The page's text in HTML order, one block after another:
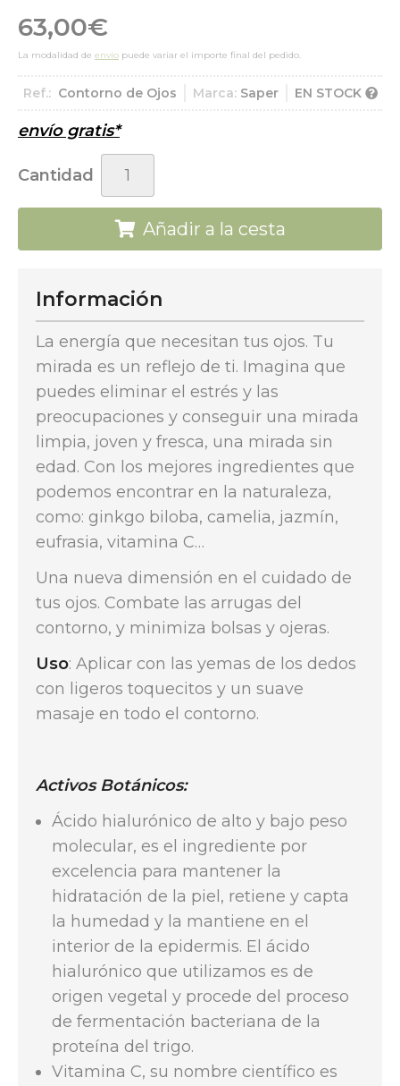
63,00€
La modalidad de envío puede variar el importe final del pedido.
Ref.: Contorno de Ojos Marca: Saper EN STOCK
envío gratis*
Cantidad
Añadir a la cesta
Información
La energía que necesitan tus ojos. Tu
mirada es un reflejo de ti. Imagina que
puedes eliminar el estrés y las
preocupaciones y conseguir una mirada
limpia, joven y fresca, una mirada sin
edad. Con los mejores ingredientes que
podemos encontrar en la naturaleza,
como: ginkgo biloba, camelia, jazmín,
eufrasia, vitamina C…
Una nueva dimensión en el cuidado de
tus ojos. Combate las arrugas del
contorno, y minimiza bolsas y ojeras.
Uso: Aplicar con las yemas de los dedos
con ligeros toquecitos y un suave
masaje en todo el contorno.
Activos Botánicos:
Ácido hialurónico de alto y bajo peso
molecular, es el ingrediente por
excelencia para mantener la
hidratación de la piel, retiene y capta
la humedad y la mantiene en el
interior de la epidermis. El ácido
hialurónico que utilizamos es de
origen vegetal y procede del proceso
de fermentación bacteriana de la
proteína del trigo.
Vitamina C, su nombre científico es